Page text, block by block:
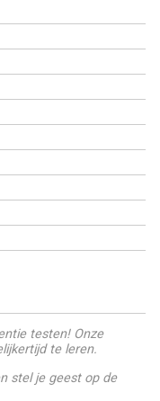
testen! Onze
te leren.
stel je geest op de